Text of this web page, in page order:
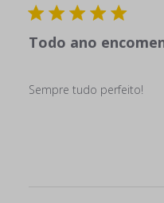
Todo ano
Sempre tudo perfeito!